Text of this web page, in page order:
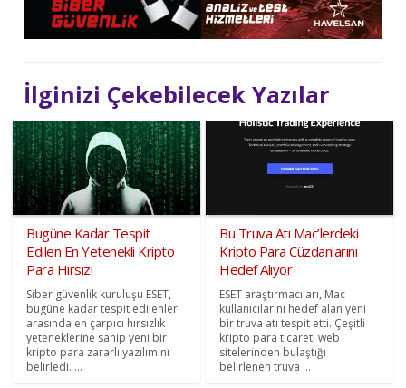
İlginizi Çekebilecek Yazılar
Bugüne Kadar Tespit
Edilen En Yetenekli Kripto
Para Hırsızı
Siber güvenlik kuruluşu ESET,
bugüne kadar tespit edilenler
arasında en çarpıcı hırsızlık
yeteneklerine sahip yeni bir
kripto para zararlı yazılımını
belirledi. ...
Bu Truva Atı Mac’lerdeki
Kripto Para Cüzdanlarını
Hedef Alıyor
ESET araştırmacıları, Mac
kullanıcılarını hedef alan yeni
bir truva atı tespit etti. Çeşitli
kripto para ticareti web
sitelerinden bulaştığı
belirlenen truva ...